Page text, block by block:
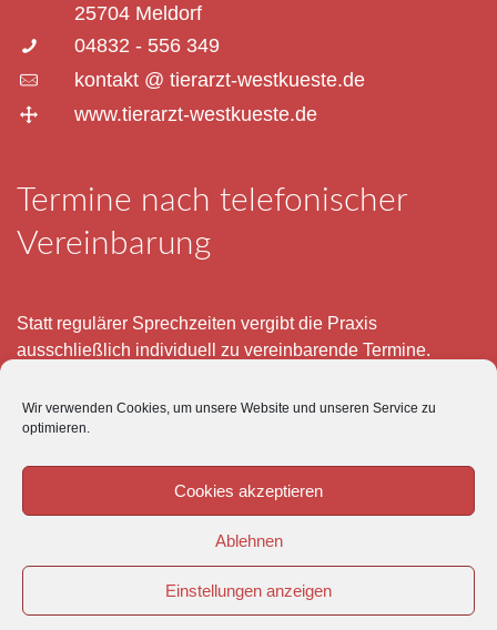
Wir verwenden Cookies, um unsere Website und unseren Service zu
optimieren.
Cookies akzeptieren
Ablehnen
Einstellungen anzeigen
25704 Meldorf
04832 - 556 349
kontakt @ tierarzt-westkueste.de
www.tierarzt-westkueste.de
Termine nach telefonischer
Vereinbarung
Statt regulärer Sprechzeiten vergibt die Praxis
ausschließlich individuell zu vereinbarende Termine.
– 12 und 15 – 18 Uhr.
Im Übrigen ist der Tierärztliche Notdienst unter Tel: 0180-